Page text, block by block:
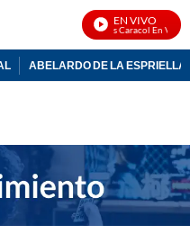
EN VIVO
Noticias Caracol En Vivo
ABELARDO DE LA ESPRIELLA